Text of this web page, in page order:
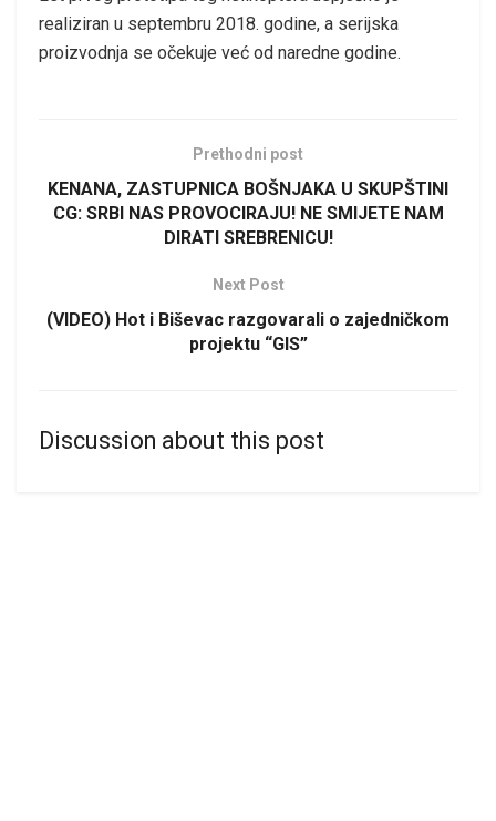
realiziran u septembru 2018. godine, a serijska
proizvodnja se očekuje već od naredne godine.
Prethodni post
KENANA, ZASTUPNICA BOŠNJAKA U SKUPŠTINI
CG: SRBI NAS PROVOCIRAJU! NE SMIJETE NAM
DIRATI SREBRENICU!
Next Post
(VIDEO) Hot i Biševac razgovarali o zajedničkom
projektu “GIS”
Discussion about this post